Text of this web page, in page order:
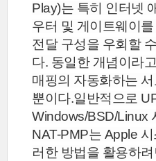
Play)는 특히 인터넷
우터 및 게이트웨이
전달 구성을 우회할
다. 동일한 개념이라
매핑의 자동화하는
뿐이다.일반적으로
Windows/BSD/Linux
NAT-PMP는 Apple
러한 방법을 활용하